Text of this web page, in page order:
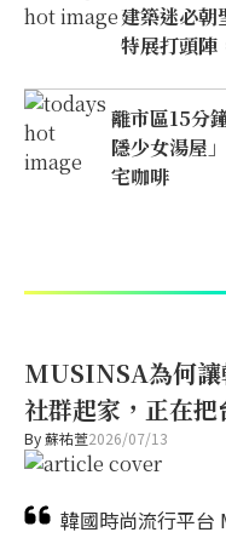
建築迷必朝
特展打頭陣
離市區15分
隱少女湯屋
宅咖啡
MUSINSA為何
社群起家，正在
By蘇祐萱2026/07/13
韓國時尚流行平台